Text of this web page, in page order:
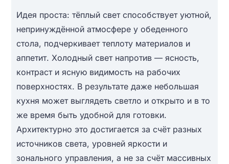
Идея проста: тёплый свет способствует уютной,
непринуждённой атмосфере у обеденного
стола, подчеркивает теплоту материалов и
аппетит. Холодный свет напротив — ясность,
контраст и ясную видимость на рабочих
поверхностях. В результате даже небольшая
кухня может выглядеть светло и открыто и в то
же время быть удобной для готовки.
Архитектурно это достигается за счёт разных
источников света, уровней яркости и
зонального управления, а не за счёт массивных